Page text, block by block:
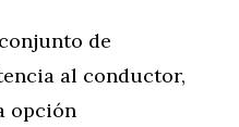
de
al conductor,
opción